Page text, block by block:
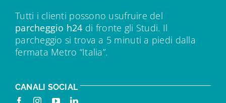
Tutti i clienti possono usufruire del
parcheggio h24 di fronte gli Studi. Il
parcheggio si trova a 5 minuti a piedi dalla
fermata Metro “Italia”.
CANALI SOCIAL